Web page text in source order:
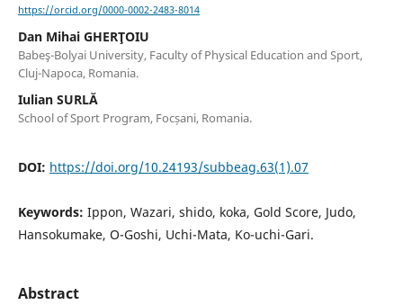
https://orcid.org/0000-0002-2483-8014
Dan Mihai GHERŢOIU
Babeş-Bolyai University, Faculty of Physical Education and Sport,
Cluj-Napoca, Romania.
Iulian SURLĂ
School of Sport Program, Focșani, Romania.
DOI: https://doi.org/10.24193/subbeag.63(1).07
Keywords: Ippon, Wazari, shido, koka, Gold Score, Judo,
Hansokumake, O-Goshi, Uchi-Mata, Ko-uchi-Gari.
Abstract